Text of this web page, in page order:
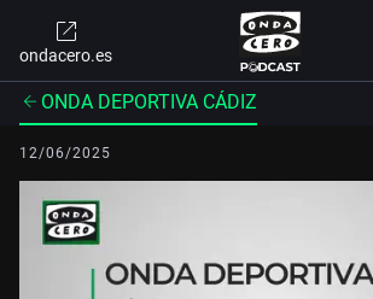
ondacero.es
ONDA DEPORTIVA CÁDIZ
12/06/2025